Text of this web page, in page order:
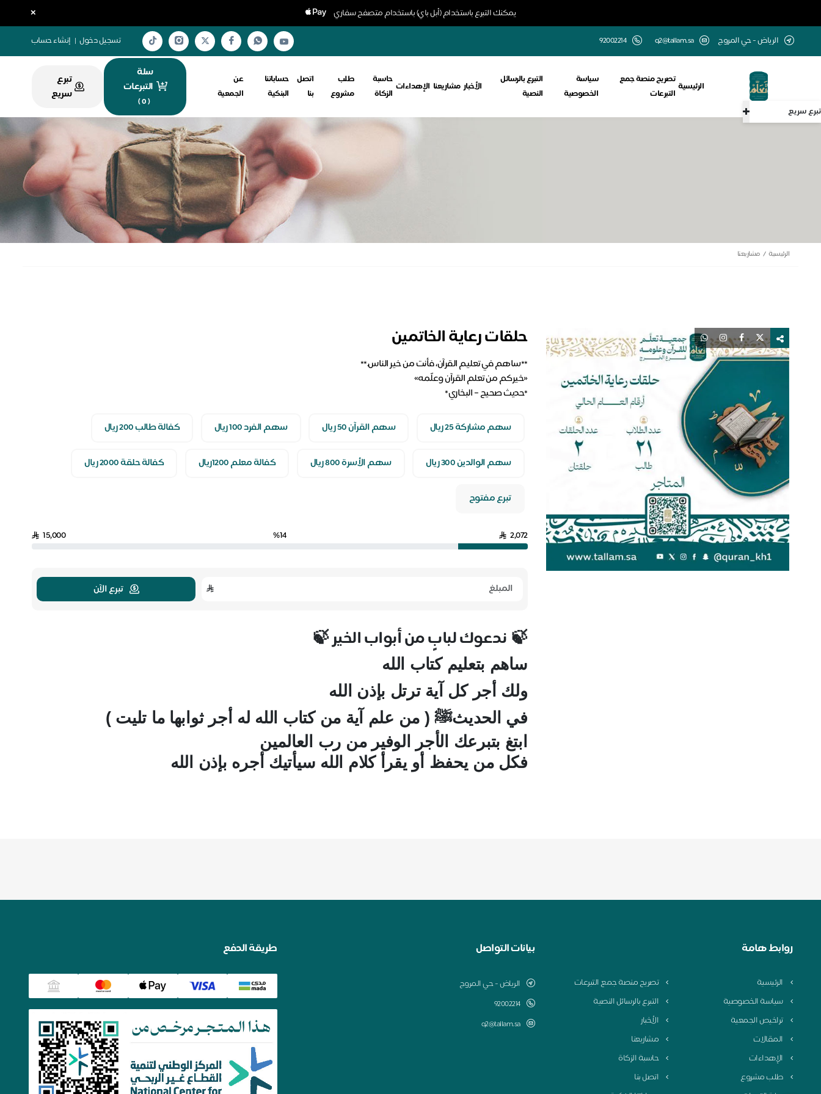
يمكنك التبرع باستخدام (أبل باي) باستخدام متصفح سفاري ×
تبرع سريع
الرياض - حي المروج q2@tallam.sa تسجيل دخول | إنشاء حساب
الرئيسية
تصريح منصة جمع
التبرعات
سياسة
الخصوصية
التبرع بالرسائل
النصية
الأخبار مشاريعنا الإهداءات
حاسبة
الزكاة
طلب
مشروع
اتصل
بنا
حساباتنا
البنكية
عن
الجمعية
سلة
التبرعات
(
0
)
تبرع
سريع
الرئيسية مشاريعنا
حلقات رعاية الخاتمين
*حديث صحيح – البخاري*
سهم مشاركة 25 ريال سهم القرآن 50 ريال سهم الفرد 100 ريال كفالة طالب 200 ريال
سهم الوالدين 300 ريال سهم الأسرة 800 ريال كفالة معلم 1200ريال كفالة حلقة 2000 ريال
تبرع مفتوح
2,072
%14
15,000
تبرع الآن
🍃 ندعوك لبابٍ من أبواب الخير🍃
ساهم بتعليم كتاب الله
ولك أجر كل آية ترتل بإذن الله
في الحديثﷺ ( من علم آية من كتاب الله له أجر ثوابها ما تليت )
ابتغ بتبرعك الأجر الوفير من رب العالمين
فكل من يحفظ أو يقرأ كلام الله سيأتيك أجره بإذن الله
روابط هامة
الرئيسية
تصريح منصة جمع التبرعات
سياسة الخصوصية
التبرع بالرسائل النصية
تراخيص الجمعية
الأخبار
المقالات
مشاريعنا
الإهداءات
حاسبة الزكاة
طلب مشروع
اتصل بنا
بيانات التواصل
الرياض - حي المروج
⁦92002214
q2@tallam.sa
طريقة الدفع